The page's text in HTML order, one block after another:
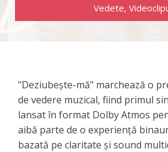
Vedete,
"Deziubește-mă" marchează o
de vedere muzical, fiind primul
lansat în format Dolby Atmos
aibă parte de o experiență
bazată pe claritate și sound